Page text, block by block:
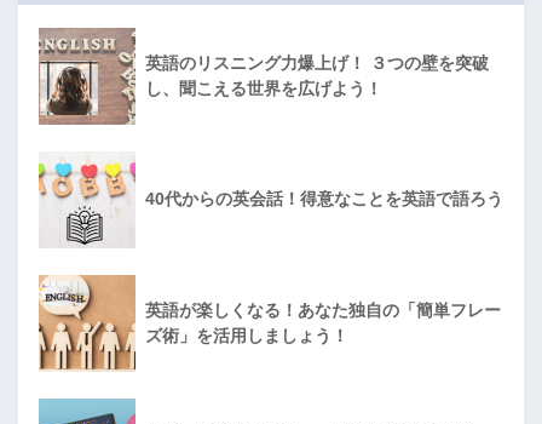
英語のリスニング力爆上げ！ ３つの壁を突破
し、聞こえる世界を広げよう！
40代からの英会話！得意なことを英語で語ろう
英語が楽しくなる！あなた独自の「簡単フレー
ズ術」を活用しましょう！